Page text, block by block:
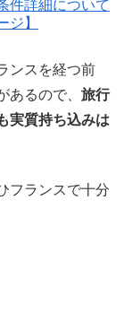
】
ンスを経つ前
るので、 旅行
実質持ち込みは
フランスで十分